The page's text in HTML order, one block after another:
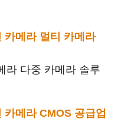
카메라 멀티 카메라
라 다중 카메라 솔루
메라 CMOS 공급업